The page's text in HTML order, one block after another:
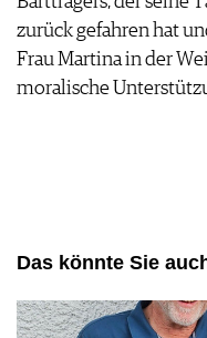
zurück gefahren hat
Frau Martina in der
moralische
Das könnte Sie